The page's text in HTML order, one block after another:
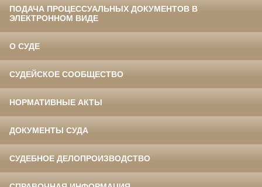
ПОДАЧА ПРОЦЕССУАЛЬНЫХ ДОКУМЕНТОВ В
ЭЛЕКТРОННОМ ВИДЕ
О СУДЕ
СУДЕЙСКОЕ СООБЩЕСТВО
НОРМАТИВНЫЕ АКТЫ
ДОКУМЕНТЫ СУДА
СУДЕБНОЕ ДЕЛОПРОИЗВОДСТВО